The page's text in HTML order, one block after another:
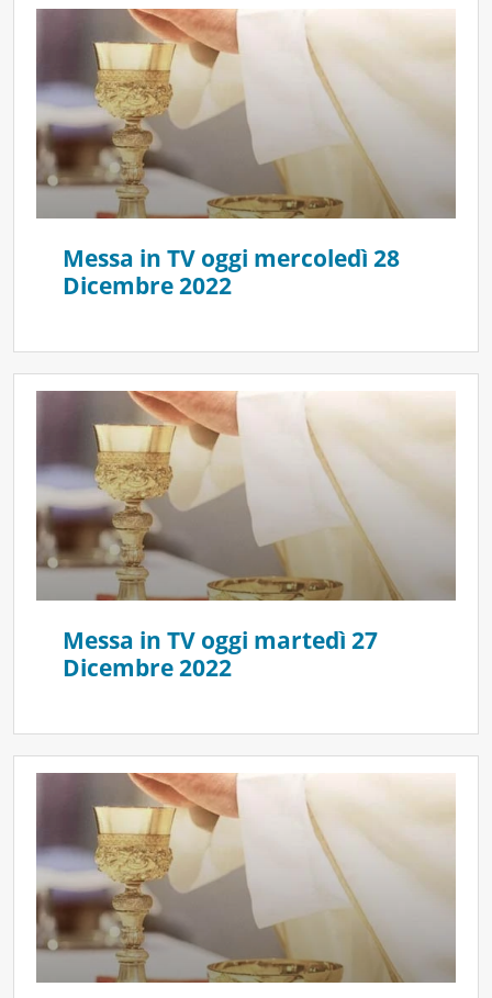
Messa in TV oggi mercoledì 28
Dicembre 2022
Messa in TV oggi martedì 27
Dicembre 2022